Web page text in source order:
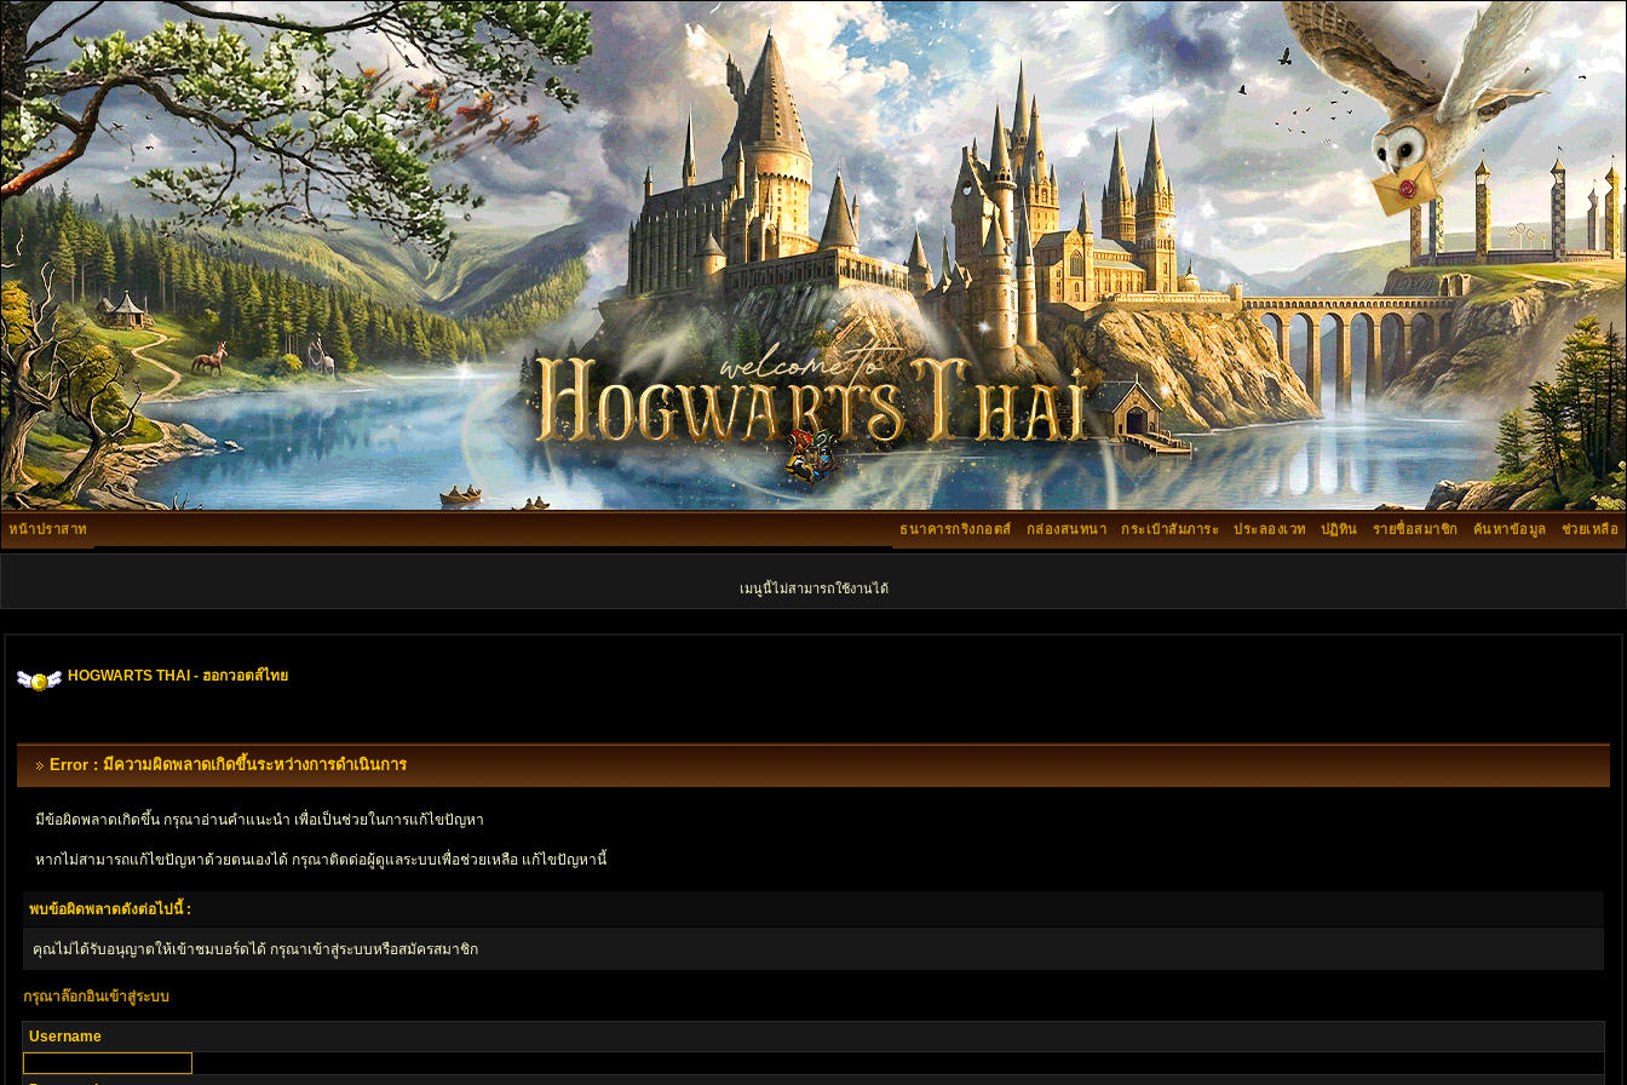
หน้าปราสาท ช่วยเหลือ
ค้นหาข้อมูล
รายชื่อสมาชิก
ปฏิทิน
ประลองเวท
กระเป๋าสัมภาระ
กล่องสนทนา
ธนาคารกริงกอตส์
เมนูนี้ไม่สามารถใช้งานได้
HOGWARTS THAI - ฮอกวอตส์ไทย
Error : มีความผิดพลาดเกิดขึ้นระหว่างการดำเนินการ
มีข้อผิดพลาดเกิดขึ้น กรุณาอ่านคำแนะนำ เพื่อเป็นช่วยในการแก้ไขปัญหา
หากไม่สามารถแก้ไขปัญหาด้วยตนเองได้ กรุณาติตด่อผู้ดูแลระบบเพื่อช่วยเหลือ แก้ไขปัญหานี้
พบข้อผิดพลาดดังต่อไปนี้ :
คุณไม่ได้รับอนุญาตให้เข้าชมบอร์ดได้ กรุณาเข้าสู่ระบบหรือสมัครสมาชิก
กรุณาล๊อกอินเข้าสู่ระบบ
Username